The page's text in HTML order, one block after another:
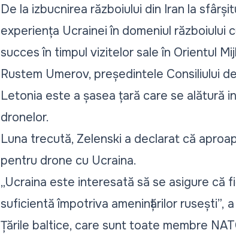
De la izbucnirea războiului din Iran la
experiența Ucrainei în domeniul
succes în timpul vizitelor sale în Orientul
Rustem Umerov, președintele Consiliului
Letonia este a șasea țară care se alătură
dronelor.
Luna trecută, Zelenski a declarat că
pentru drone cu Ucraina.
„Ucraina este interesată să se asigure
suficientă împotriva amenințărilor rusești”,
Țările baltice, care sunt toate membre